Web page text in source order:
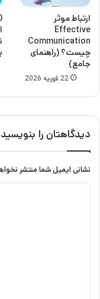
ارتباط موثر
Effective
Communication
چیست؟ (راهنمای
جامع)
22 فوریه 2026
دیدگاهتان را بنویسید
نشانی ایمیل شما منتشر